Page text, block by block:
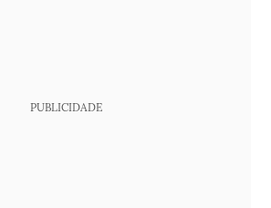
PUBLICIDADE